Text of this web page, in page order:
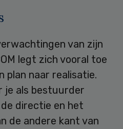
van zijn
legt zich vooral toe
plan naar realisatie.
je als bestuurder
directie en het
de andere kant van